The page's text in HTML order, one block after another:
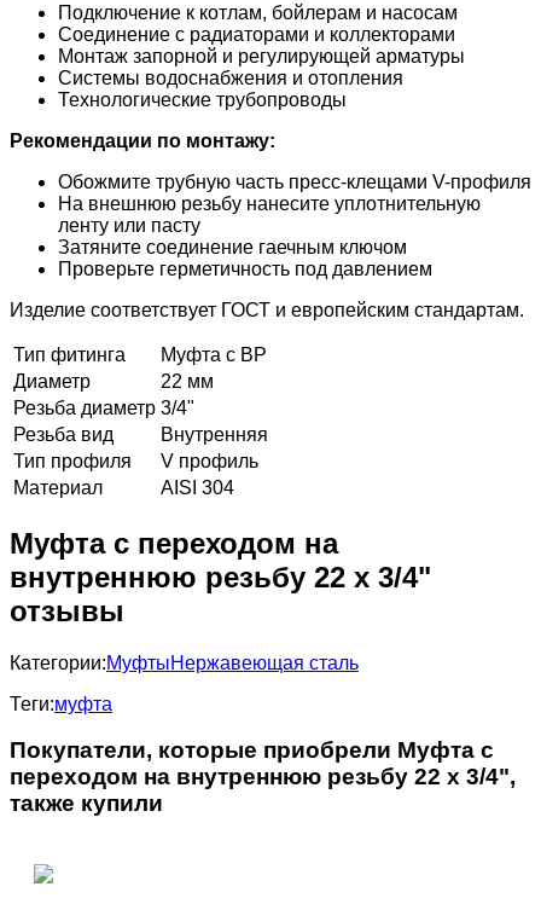
Подключение к котлам, бойлерам и насосам
Соединение с радиаторами и коллекторами
Монтаж запорной и регулирующей арматуры
Системы водоснабжения и отопления
Технологические трубопроводы
Рекомендации по монтажу:
Обожмите трубную часть пресс-клещами V-профиля
На внешнюю резьбу нанесите уплотнительную
ленту или пасту
Затяните соединение гаечным ключом
Проверьте герметичность под давлением
Изделие соответствует ГОСТ и европейским стандартам.
Тип фитинга
Муфта с ВР
Диаметр
22 мм
Резьба диаметр 3/4"
Резьба вид
Внутренняя
Тип профиля
V профиль
Материал
AISI 304
Муфта с переходом на
внутреннюю резьбу 22 x 3/4"
отзывы
Категории:МуфтыНержавеющая сталь
Теги:муфта
Покупатели, которые приобрели Муфта с
переходом на внутреннюю резьбу 22 x 3/4",
также купили